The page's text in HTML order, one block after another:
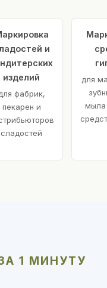
и
изделий
фабрик,
пекарен и
сладостей
для
мыла
1 МИНУТУ